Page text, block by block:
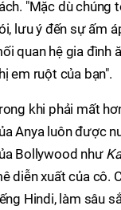
"Mặc dù chúng
lưu ý đến sự ấm
quan hệ gia đình
em ruột của bạn".
khi phải mất
Anya luôn được
Bollywood như
diễn xuất của cô.
Hindi, làm sâu